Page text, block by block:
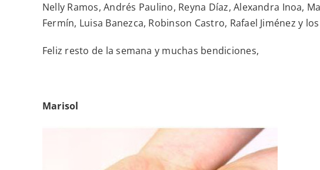
Nelly Ramos, Andrés Paulino, Reyna Díaz, Alexandra Inoa,
Fermín, Luisa Banezca, Robinson Castro, Rafael Jiménez y
Feliz resto de la semana y muchas bendiciones,
Marisol